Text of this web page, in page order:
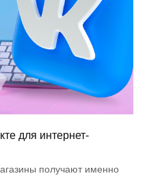
для интернет-
получают именно